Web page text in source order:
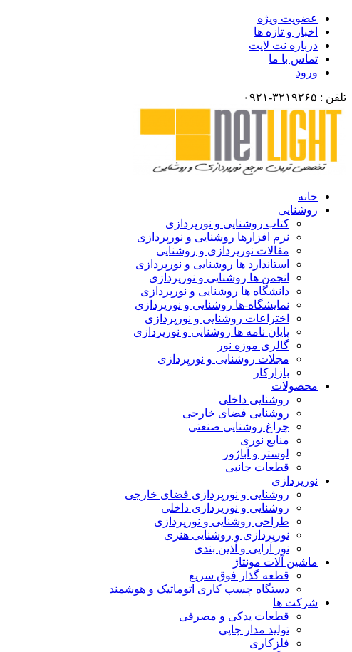
عضویت ویژه
اخبار و تازه ها
درباره نت لایت
تماس با ما
ورود
تلفن : ۳۲۱۹۲۶۵-۰۹۲۱
خانه
روشنایی
کتاب روشنایی و نورپردازی
نرم افزارها روشنایی و نورپردازی
مقالات نورپردازی و روشنایی
استاندارد ها روشنایی و نورپردازی
انجمن ها روشنایی و نورپردازی
دانشگاه ها روشنایی و نورپردازی
نمایشگاه-ها روشنایی و نورپردازی
اختراعات روشنایی و نورپردازی
پایان نامه ها روشنایی و نورپردازی
گالری موزه نور
مجلات روشنایی و نورپردازی
بازارکار
محصولات
روشنایی داخلی
روشنایی فضای خارجی
چراغ روشنایی صنعتی
منابع نوری
لوستر و آباژور
قطعات جانبی
نورپردازی
روشنایی و نورپردازی فضای خارجی
روشنایی و نورپردازی داخلی
طراحی روشنایی و نورپردازی
نورپردازی و روشنایی هنری
نور آرایی و آذین بندی
ماشین آلات مونتاژ
قطعه گذار فوق سریع
دستگاه چسب کاری اتوماتیک و هوشمند
شرکت ها
قطعات یدکی و مصرفی
تولید مدار چاپی
فلزکاری